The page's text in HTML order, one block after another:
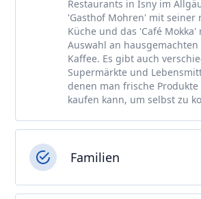
Restaurants in Isny im
'Gasthof Mohren' mit seiner
Küche und das 'Café
Auswahl an
Kaffee. Es gibt auch
Supermärkte und
denen man frische
kaufen kann, um selbst zu
Familien